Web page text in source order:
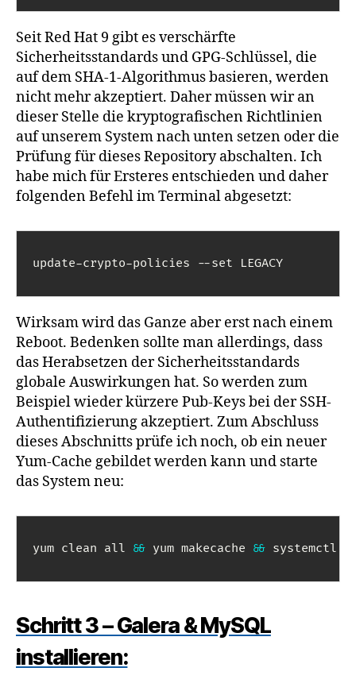
Seit Red Hat 9 gibt es verschärfte
Sicherheitsstandards und GPG-Schlüssel, die
auf dem SHA-1-Algorithmus basieren, werden
nicht mehr akzeptiert. Daher müssen wir an
dieser Stelle die kryptografischen Richtlinien
auf unserem System nach unten setzen oder die
Prüfung für dieses Repository abschalten. Ich
habe mich für Ersteres entschieden und daher
folgenden Befehl im Terminal abgesetzt:
update-crypto-policies --set LEGACY
Wirksam wird das Ganze aber erst nach einem
Reboot. Bedenken sollte man allerdings, dass
das Herabsetzen der Sicherheitsstandards
globale Auswirkungen hat. So werden zum
Beispiel wieder kürzere Pub-Keys bei der SSH-
Authentifizierung akzeptiert. Zum Abschluss
dieses Abschnitts prüfe ich noch, ob ein neuer
Yum-Cache gebildet werden kann und starte
das System neu:
yum clean all && yum makecache && systemctl
Schritt 3 – Galera & MySQL
installieren: